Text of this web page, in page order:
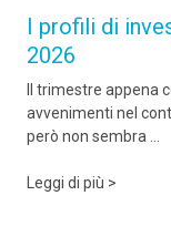
I profili di
2026
Il trimestre appena
avvenimenti nel
però non sembra ...
Leggi di più >